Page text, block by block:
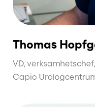
Thomas
VD,
Capio